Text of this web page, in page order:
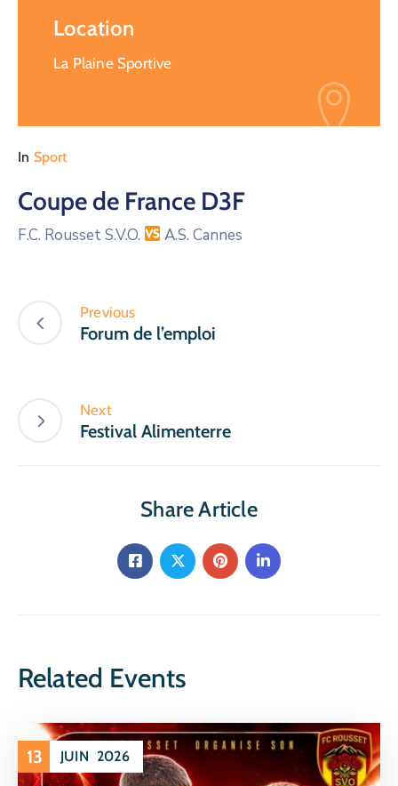
Location
La Plaine Sportive
In Sport
Coupe de France D3F
F.C. Rousset S.V.O. A.S. Cannes
Previous
Forum de l’emploi
Next
Festival Alimenterre
Share Article
Related Events
13 JUIN 2026